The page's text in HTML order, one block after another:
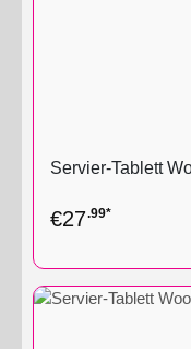
Servier-Tablett
€27.99*